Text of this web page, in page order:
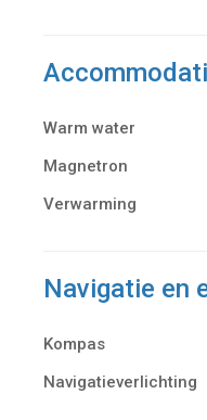
Warm water
Magnetron
Verwarming
Navigatie en
Kompas
Navigatieverlichting